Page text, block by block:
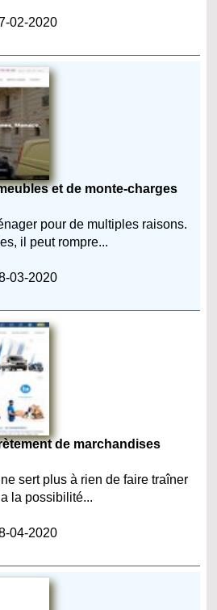
02-2020
et de monte-charges
pour de multiples raisons.
il peut rompre...
03-2020
de marchandises
sert plus à rien de faire traîner
la possibilité...
04-2020